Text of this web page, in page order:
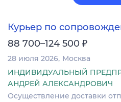
Курьер по
88 700–124 500 ₽
28 июля 2026 Москва
ИНДИВИДУАЛЬНЫЙ
АНДРЕЙ АЛЕКСАНДРОВИЧ
Осуществление доставки